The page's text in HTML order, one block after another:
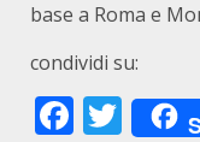
base a Roma e
condividi su: